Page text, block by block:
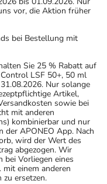
vor, die Aktion früher
bei Bestellung mit
Sie 25 % Rabatt auf
LSF 50+, 50 ml
Nur solange
Artikel,
sowie bei
mit anderen
kombinierbar und nur
der APONEO App. Nach
wird der Wert des
abgezogen. Wir
bei Vorliegen eines
einem anderen
zu ersetzen.